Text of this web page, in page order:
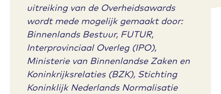
uitreiking van de Overheidsawards
wordt mede mogelijk gemaakt door:
Binnenlands Bestuur, FUTUR,
Interprovinciaal Overleg (IPO),
Ministerie van Binnenlandse Zaken en
Koninkrijksrelaties (BZK), Stichting
Koninklijk Nederlands Normalisatie